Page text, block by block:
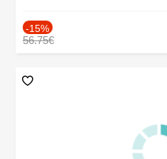
-15%
56.75€